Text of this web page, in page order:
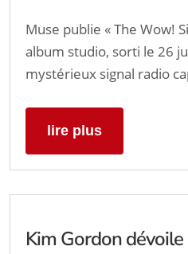
Muse publie « The Wow!
album studio, sorti le 26
mystérieux signal radio
lire plus
Kim Gordon